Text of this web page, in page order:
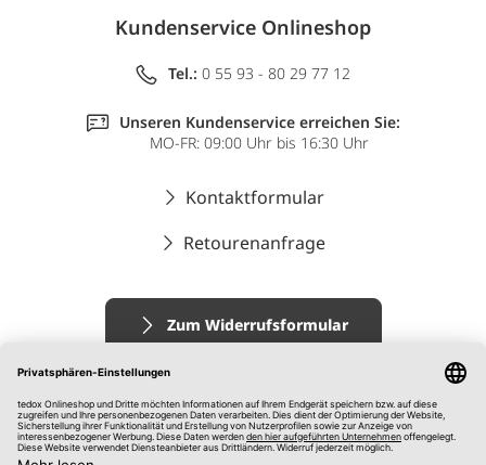
Kundenservice Onlineshop
Tel.: 0 55 93 - 80 29 77 12
Unseren Kundenservice erreichen Sie:
MO-FR: 09:00 Uhr bis 16:30 Uhr
Kontaktformular
Retourenanfrage
Zum Widerrufsformular
Impressum
AGB